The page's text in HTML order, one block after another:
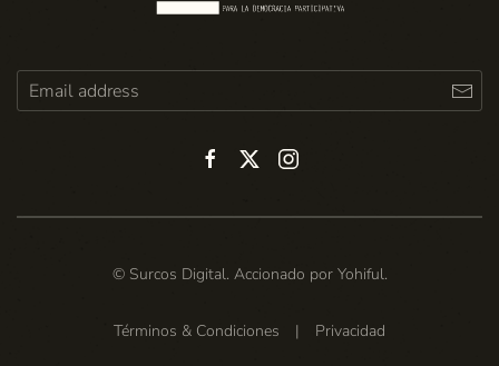
© Surcos Digital. Accionado por Yohiful.
Términos & Condiciones | Privacidad